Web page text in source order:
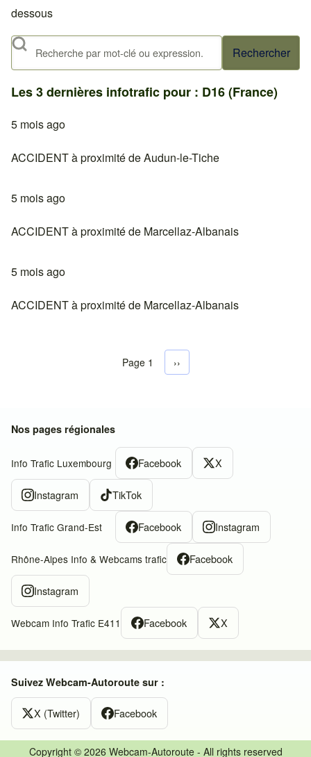
dessous
Rechercher
Les 3 dernières infotrafic pour : D16 (France)
5 mois ago
ACCIDENT à proximité de Audun-le-Tiche
5 mois ago
ACCIDENT à proximité de Marcellaz-Albanais
5 mois ago
ACCIDENT à proximité de Marcellaz-Albanais
Pagination
Page 1 Next page
››
Nos pages régionales
Info Trafic Luxembourg Facebook X
Instagram TikTok
Info Trafic Grand-Est Facebook Instagram
Rhône-Alpes Info & Webcams trafic Facebook
Instagram
Webcam Info Trafic E411 Facebook X
Suivez Webcam-Autoroute sur :
X (Twitter) Facebook
Copyright © 2026 Webcam-Autoroute - All rights reserved